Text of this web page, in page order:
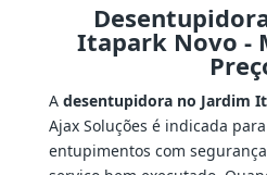
Itapark Novo -
A desentupidora no Jardim
Ajax Soluções é indicada
entupimentos com